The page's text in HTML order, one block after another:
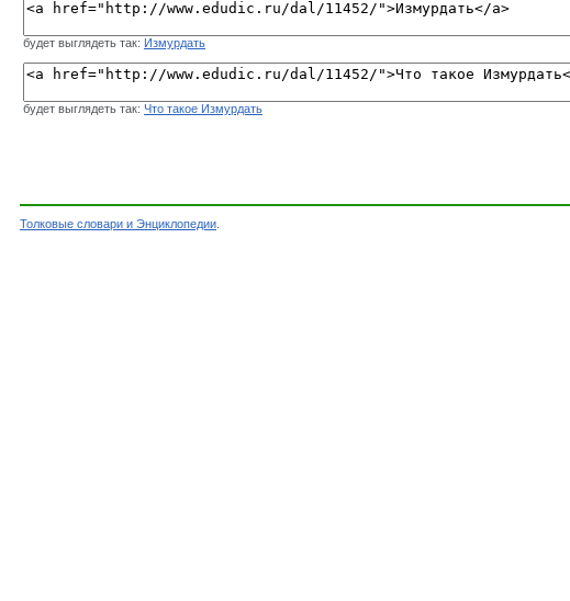
будет выглядеть так: Измурдать
будет выглядеть так: Что такое Измурдать
Толковые словари и Энциклопедии